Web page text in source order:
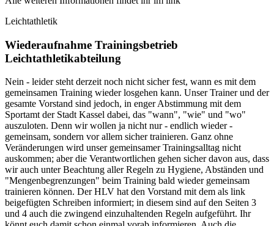
Leichtathletik
Wiederaufnahme Trainingsbetrieb
Leichtathletikabteilung
Nein - leider steht derzeit noch nicht sicher fest, wann es mit dem
gemeinsamen Training wieder losgehen kann. Unser Trainer und der
gesamte Vorstand sind jedoch, in enger Abstimmung mit dem
Sportamt der Stadt Kassel dabei, das "wann", "wie" und "wo"
auszuloten. Denn wir wollen ja nicht nur - endlich wieder -
gemeinsam, sondern vor allem sicher trainieren. Ganz ohne
Veränderungen wird unser gemeinsamer Trainingsalltag nicht
auskommen; aber die Verantwortlichen gehen sicher davon aus, dass
wir auch unter Beachtung aller Regeln zu Hygiene, Abständen und
"Mengenbegrenzungen" beim Training bald wieder gemeinsam
trainieren können. Der HLV hat den Vorstand mit dem als link
beigefügten Schreiben informiert; in diesem sind auf den Seiten 3
und 4 auch die zwingend einzuhaltenden Regeln aufgeführt. Ihr